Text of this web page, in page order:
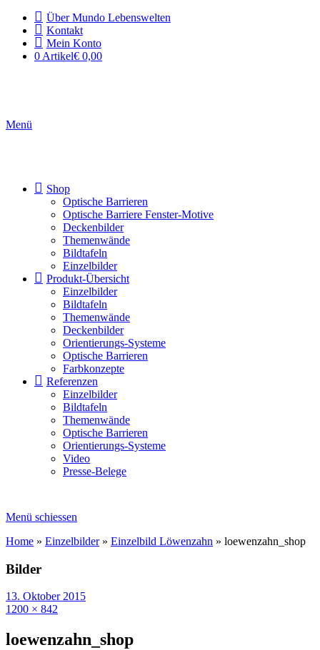
Über Mundo Lebenswelten
Kontakt
Mein Konto
0 Artikel€ 0,00
Menü
Shop
Optische Barrieren
Optische Barriere Fenster-Motive
Deckenbilder
Themenwände
Bildtafeln
Einzelbilder
Produkt-Übersicht
Einzelbilder
Bildtafeln
Themenwände
Deckenbilder
Orientierungs-Systeme
Optische Barrieren
Farbkonzepte
Referenzen
Einzelbilder
Bildtafeln
Themenwände
Optische Barrieren
Orientierungs-Systeme
Video
Presse-Belege
Menü schiessen
Home » Einzelbilder» Einzelbild Löwenzahn » loewenzahn_shop
Bilder
13. Oktober 2015
1200 × 842
loewenzahn_shop